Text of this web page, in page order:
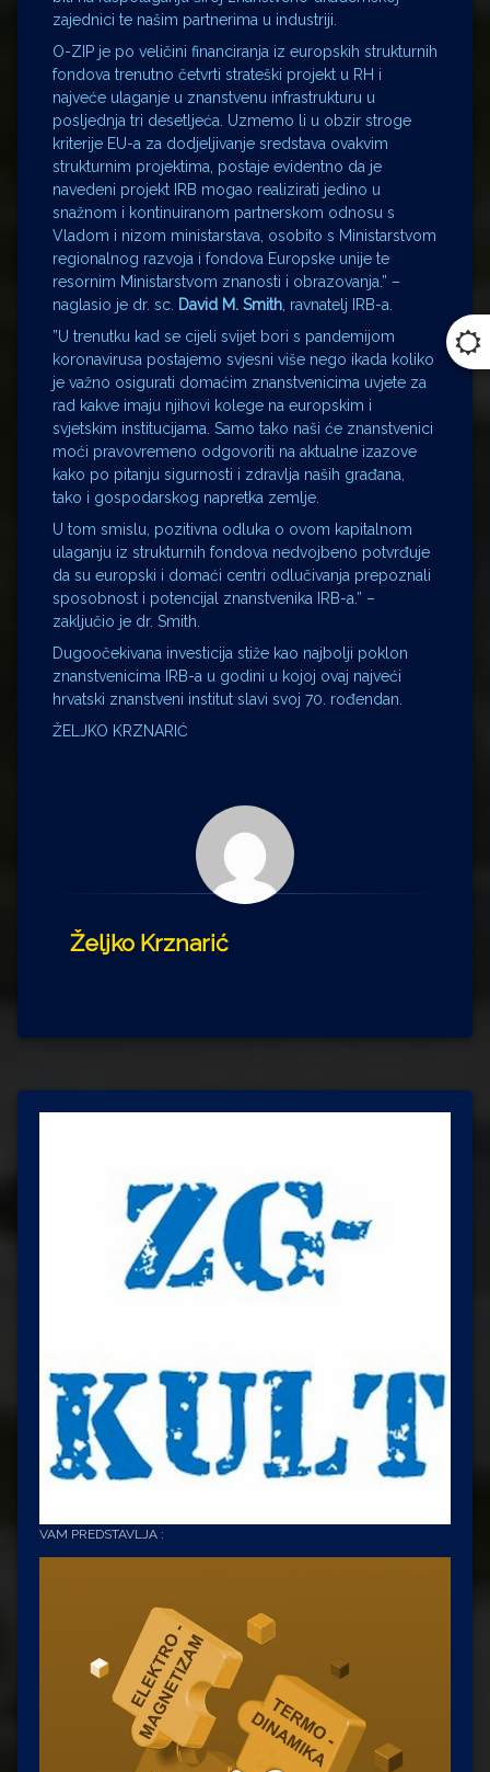
zajednici te našim partnerima u industriji.
O-ZIP je po veličini financiranja iz europskih strukturnih
fondova trenutno četvrti strateški projekt u RH i
najveće ulaganje u znanstvenu infrastrukturu u
posljednja tri desetljeća. Uzmemo li u obzir stroge
kriterije EU-a za dodjeljivanje sredstava ovakvim
strukturnim projektima, postaje evidentno da je
navedeni projekt IRB mogao realizirati jedino u
snažnom i kontinuiranom partnerskom odnosu s
Vladom i nizom ministarstava, osobito s Ministarstvom
regionalnog razvoja i fondova Europske unije te
resornim Ministarstvom znanosti i obrazovanja.” –
naglasio je dr. sc. David M. Smith , ravnatelj IRB-a.
”U trenutku kad se cijeli svijet bori s pandemijom
koronavirusa postajemo svjesni više nego ikada koliko
je važno osigurati domaćim znanstvenicima uvjete za
rad kakve imaju njihovi kolege na europskim i
svjetskim institucijama. Samo tako naši će znanstvenici
moći pravovremeno odgovoriti na aktualne izazove
kako po pitanju sigurnosti i zdravlja naših građana,
tako i gospodarskog napretka zemlje.
U tom smislu, pozitivna odluka o ovom kapitalnom
ulaganju iz strukturnih fondova nedvojbeno potvrđuje
da su europski i domaći centri odlučivanja prepoznali
sposobnost i potencijal znanstvenika IRB-a.” –
zaključio je dr. Smith.
Dugoočekivana investicija stiže kao najbolji poklon
znanstvenicima IRB-a u godini u kojoj ovaj najveći
hrvatski znanstveni institut slavi svoj 70. rođendan.
ŽELJKO KRZNARIĆ
Željko Krznarić
VAM PREDSTAVLJA :